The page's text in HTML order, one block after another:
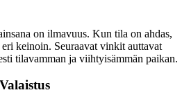
on ilmavuus. Kun tila on ahdas,
keinoin. Seuraavat vinkit auttavat
tilavamman ja viihtyisämmän paikan.